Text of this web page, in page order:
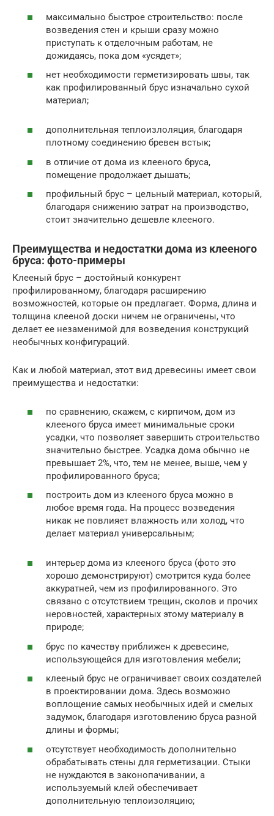
максимально быстрое строительство: после
возведения стен и крыши сразу можно
приступать к отделочным работам, не
дожидаясь, пока дом «усядет»;
нет необходимости герметизировать швы, так
как профилированный брус изначально сухой
материал;
дополнительная теплоизлоляция, благодаря
плотному соединению бревен встык;
в отличие от дома из клееного бруса,
помещение продолжает дышать;
профильный брус – цельный материал, который,
благодаря снижению затрат на производство,
стоит значительно дешевле клееного.
Преимущества и недостатки дома из клееного
бруса: фото-примеры
Клееный брус – достойный конкурент
профилированному, благодаря расширению
возможностей, которые он предлагает. Форма, длина и
толщина клееной доски ничем не ограничены, что
делает ее незаменимой для возведения конструкций
необычных конфигураций.
Как и любой материал, этот вид древесины имеет свои
преимущества и недостатки:
по сравнению, скажем, с кирпичом, дом из
клееного бруса имеет минимальные сроки
усадки, что позволяет завершить строительство
значительно быстрее. Усадка дома обычно не
превышает 2%, что, тем не менее, выше, чем у
профилированного бруса;
построить дом из клееного бруса можно в
любое время года. На процесс возведения
никак не повлияет влажность или холод, что
делает материал универсальным;
интерьер дома из клееного бруса (фото это
хорошо демонстрируют) смотрится куда более
аккуратней, чем из профилированного. Это
связано с отсутствием трещин, сколов и прочих
неровностей, характерных этому материалу в
природе;
брус по качеству приближен к древесине,
использующейся для изготовления мебели;
клееный брус не ограничивает своих создателей
в проектировании дома. Здесь возможно
воплощение самых необычных идей и смелых
задумок, благодаря изготовлению бруса разной
длины и формы;
отсутствует необходимость дополнительно
обрабатывать стены для герметизации. Стыки
не нуждаются в законопачивании, а
используемый клей обеспечивает
дополнительную теплоизоляцию;